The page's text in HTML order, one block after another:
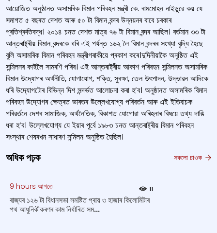
আয়োজিত অনুষ্ঠানত অসামৰিক বিমান পৰিবহন মন্ত্ৰী কে. ৰামমোহন নাইডুৱে কয় যে
সমাগত ৫ বছৰত দেশত আৰু ৫০ টা বিমান বন্দৰ উন্নয়নৰ বাবে চৰকাৰ
প্ৰতিশ্ৰুতিবদ্ধ। ২০১৪ চনত দেশত মাত্র ৭৬ টা বিমান বন্দৰ আছিল। বৰ্তমান ৩৩ টা
আন্তৰাষ্ট্ৰীয় বিমান বন্দৰকে ধৰি এই পৰ্যন্ত ১৬২ লৈ বিমান বন্দৰৰ সংখ্যা বৃদ্ধি হৈছে
বুলি অসামৰিক বিমান পৰিবহন মন্ত্ৰীগৰাকীয়ে প্ৰকাশ কৰে।দুদিনীয়াকৈ অনুষ্ঠিত এই
সন্মিলনৰ কাইলৈ সামৰণি পৰিব। এই আন্তৰাষ্ট্ৰীয় আকাশ পৰিবহন সন্মিলনত অসামৰিক
বিমান উদ্যোগৰ অৰ্থনীতি, যোগাযোগ, শক্তি, সুৰক্ষা, তেল উৎপাদন, উদ্ভাৱন আদিকে
ধৰি উদ্যোগটোৰ বিভিন্ন দিশ সন্দৰ্ভত আলোচনা কৰা হ’ব। অনুষ্ঠানত অসামৰিক বিমান
পৰিবহন উদ্যোগৰ ক্ষেত্ৰত ভাৰতৰ উল্লেখযোগ্য পৰিবৰ্তন আৰু এই ইতিবাচক
পৰিৱৰ্তনে দেশৰ সামাজিক, অর্থনৈতিক, বিকাশত যোগোৱা অৰিহনাৰ বিষয়ে তথ্য দাঙি
ধৰা হ’ব। উল্লেখযোগ্য যে ইয়াৰ পূৰ্বে ১৯৮৩ চনত আন্তৰাষ্ট্ৰীয় বিমান পৰিবহন
সংস্থাৰ শেষৰখন সাধাৰণ সন্মিলন অনুষ্ঠিত হৈছিল।
অধিক পঢ়ক সকলো চাওক
9 hours আগতে 11
ৰাজ্যৰ ১২৬ টা বিধানসভা সমষ্টিত প্ৰায় ৩ হাজাৰ কিলোমিটাৰ
পথ আধুনিকীকৰণৰ কাম নিৰ্ধাৰিত সম...